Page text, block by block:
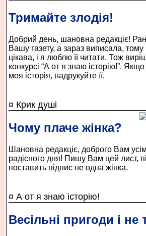
Тримайте злодія!
Добрий день, шановна редакціє!
Вашу газету, а зараз виписала,
цікава, і я люблю її читати. Тож
конкурсі “А от я знаю історію!”.
моя історія, надрукуйте її.
¤ Крик душі
Чому плаче жінка?
Шановна редакціє, доброго Вам
радісного дня! Пишу Вам цей лист,
поставить підпис не одна жінка.
¤ А от я знаю історію!
Весільні пригоди і не